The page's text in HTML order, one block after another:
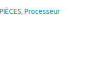
PIÈCES,Processeur